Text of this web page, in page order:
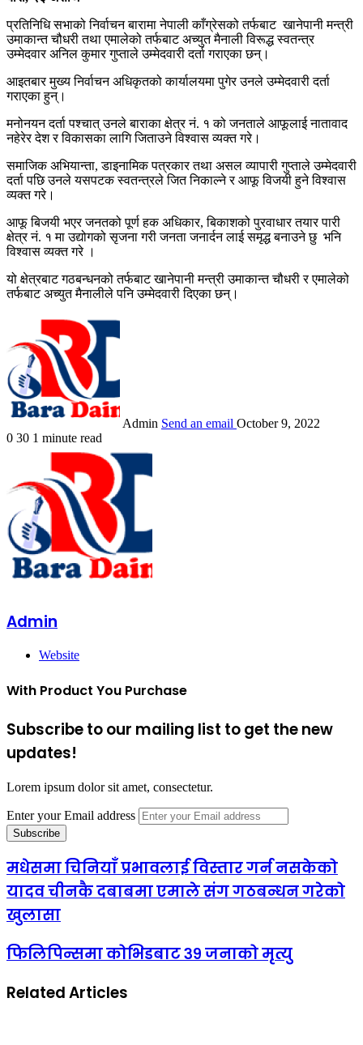
प्रतिनिधि सभाको निर्वाचन बारामा नेपाली काँग्रेसको तर्फबाट खानेपानी मन्त्री
उमाकान्त चौधरी तथा एमालेको तर्फबाट अच्युत मैनाली विरूद्ध स्वतन्त्र
उम्मेदवार अनिल कुमार गुप्ताले उम्मेदवारी दर्ता गराएका छन्।
आइतबार मुख्य निर्वाचन अधिकृतको कार्यालयमा पुगेर उनले उम्मेदवारी दर्ता
गराएका हुन्।
मनोनयन दर्ता पश्चात् उनले बाराका क्षेत्र नं. १ को जनताले आफूलाई नातावाद
नहेरेर देश र विकासका लागि जिताउने विश्वास व्यक्त गरे।
समाजिक अभियान्ता, डाइनामिक पत्रकार तथा असल व्यापारी गुप्ताले उम्मेदवारी
दर्ता पछि उनले यसपटक स्वतन्त्रले जित निकाल्ने र आफू विजयी हुने विश्वास
व्यक्त गरे।
आफू बिजयी भएर जनतको पूर्ण हक अधिकार, बिकाशको पुरवाधार तयार पारी
क्षेत्र नं. १ मा उद्योगको सृजना गरी जनता जनार्दन लाई समृद्ध बनाउने छु भनि
विश्वास व्यक्त गरे ।
यो क्षेत्रबाट गठबन्धनको तर्फबाट खानेपानी मन्त्री उमाकान्त चौधरी र एमालेको
तर्फबाट अच्युत मैनालीले पनि उम्मेदवारी दिएका छन्।
Admin Send an email October 9, 2022
0 30 1 minute read
Admin
Website
With Product You Purchase
Subscribe to our mailing list to get the new
updates!
Lorem ipsum dolor sit amet, consectetur.
Enter your Email address
मधेसमा चिनियाँ प्रभावलाई विस्तार गर्न नसकेको
यादव चीनकै दबाबमा एमाले संग गठबन्धन गरेको
खुलासा
फिलिपिन्समा कोभिडबाट ३९ जनाको मृत्यु
Related Articles